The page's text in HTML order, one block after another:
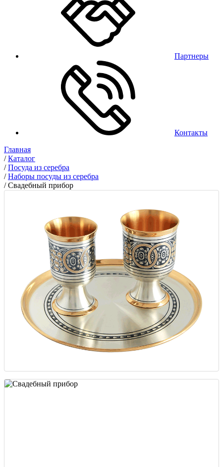
Партнеры
Контакты
Главная
/Каталог
/Посуда из серебра
/Наборы посуды из серебра
/Свадебный прибор